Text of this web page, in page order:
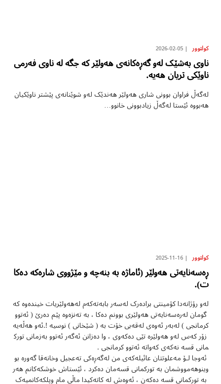
کولتوور 2026-02-05
ناوی بەشێک لەو گەڕەکانەی هەولێر کە جگە لە ناوی فەرمی
ناوێکی تریان هەیە.
لەگەڵ فراوان بوونی شاری هەولێر هەندێک لەو شوێنانەی پێشتر ناوێکیان
هەبووە ئێستا لەگەڵ زیادبوونی خانوو…
کولتوور 2025-11-16
ڕەسەنایەتی هەولێر (ئاماژە بە بنەچە و مێژووی شارەکە دەکا
ت).
لەو رۆژانەدا کۆمینتی برادەرک لەسەر بابەتەکەم لەهەولێریات خیندەوە کە
گومان لەرەسەنایەتی هەولێری بوونم دەکا ، بە تەنزەوە پێم دەرێ ( ئەتوو
کرمانجی ) لەبەر ئەوەی لەقەبی خۆت بە ( شێخانی ) نوسیە !.ئەو هەڵەیە
زۆر کەس لەو هەولێرە تێی دەکەوی ، وا دەزانن ئەگەر ئەتوو بەزمانی تورک
مانی قسە نەکەی کەواتە ئەتوو کرمانجی .
ئەوجا لۆ مەعلوتتان عائیلەکەی من لەگەڕەکی تەعجیل وخانەقا گەورە بو
وینوهەمووشمان بە تورکمانی قسەمان دەکرد ، ئێستاش خوشکەکانم هەر
بە تورکمانی قسە دەکەن ، ئەوەش لە کاتەکیدا ماڵی مام وپلکەکانمیەک